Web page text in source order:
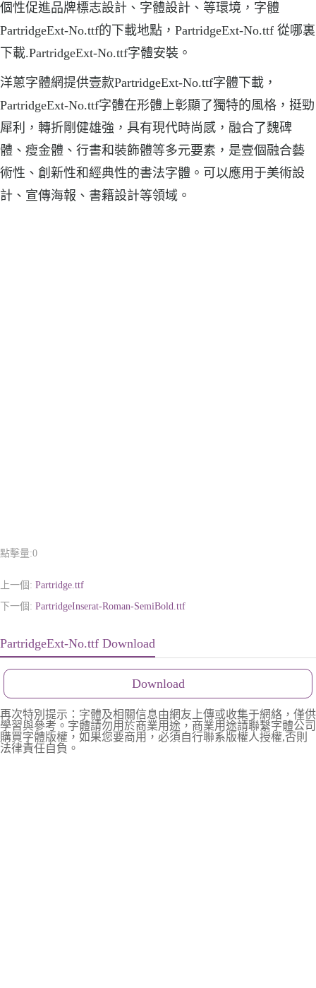
個性促進品牌標志設計、字體設計、等環境，字體
PartridgeExt-No.ttf的下載地點，PartridgeExt-No.ttf 從哪裏
下載.PartridgeExt-No.ttf字體安裝。
洋蔥字體網提供壹款PartridgeExt-No.ttf字體下載，
PartridgeExt-No.ttf字體在形體上彰顯了獨特的風格，挺勁
犀利，轉折剛健雄強，具有現代時尚感，融合了魏碑
體、瘦金體、行書和裝飾體等多元要素，是壹個融合藝
術性、創新性和經典性的書法字體。可以應用于美術設
計、宣傳海報、書籍設計等領域。
點擊量:0
上一個: Partridge.ttf
下一個: PartridgeInserat-Roman-SemiBold.ttf
PartridgeExt-No.ttf Download
Download
再次特別提示：字體及相關信息由網友上傳或收集于網絡，僅供
學習與參考。字體請勿用於商業用途，商業用途請聯繫字體公司
購買字體版權，如果您要商用，必須自行聯系版權人授權,否則
法律責任自負。